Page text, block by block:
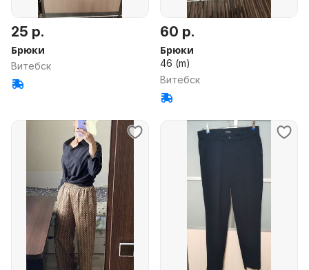
25 р.
Брюки
Витебск
60 р.
Брюки
46 (m)
Витебск